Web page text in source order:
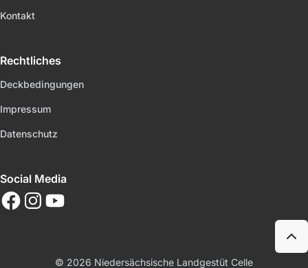
Kontakt
Rechtliches
Deckbedingungen
Impressum
Datenschutz
Social Media
© 2026 Niedersächsische Landgestüt Celle